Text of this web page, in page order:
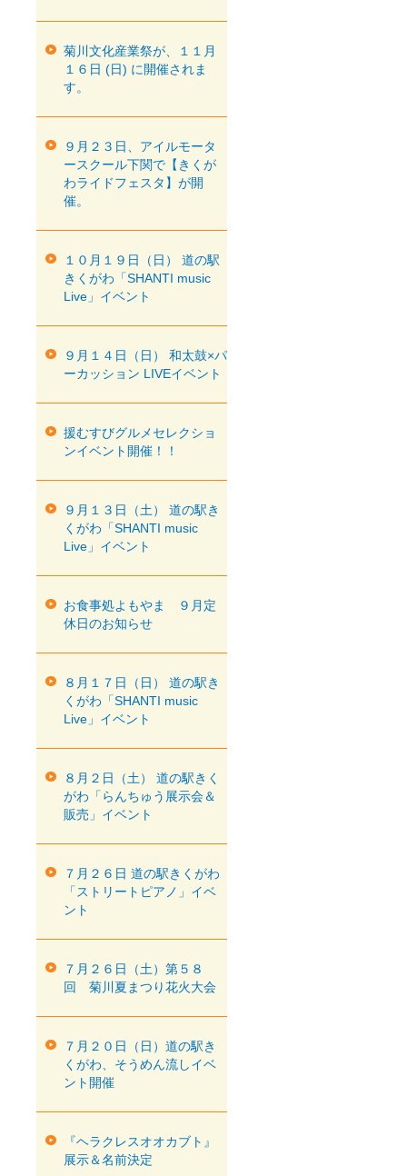
菊川文化産業祭が、１１月
１６日 (日) に開催されま
す。
９月２３日、アイルモータ
ースクール下関で【きくが
わライドフェスタ】が開
催。
１０月１９日（日） 道の駅
きくがわ「SHANTI music
Live」イベント
９月１４日（日） 和太鼓×パ
ーカッション LIVEイベント
援むすびグルメセレクショ
ンイベント開催！！
９月１３日（土） 道の駅き
くがわ「SHANTI music
Live」イベント
お食事処よもやま ９月定
休日のお知らせ
８月１７日（日） 道の駅き
くがわ「SHANTI music
Live」イベント
８月２日（土） 道の駅きく
がわ「らんちゅう展示会＆
販売」イベント
７月２６日 道の駅きくがわ
「ストリートピアノ」イベ
ント
７月２６日（土）第５８
回 菊川夏まつり花火大会
７月２０日（日）道の駅き
くがわ、そうめん流しイベ
ント開催
『ヘラクレスオオカブト』
展示＆名前決定